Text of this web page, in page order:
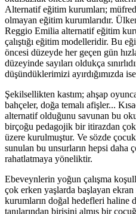
Alternatif eğitim kurumları;
olmayan eğitim kurumlarıdır.
Reggio Emilia alternatif eğitim
çalıştığı eğitim modelleridir. Bu
öncesi düzeyde her geçen gün
düzeyinde sayıları oldukça
düşündüklerimizi ayırdığımızda
Şekilsellikten kastım; ahşap
bahçeler, doğa temalı afişler...
alternatif olduğunu savunan bu
birçoğu pedagojik bir itirazdan
üzere kurulmuştur. Ve sözde
sunulan bu unsurların hepsi daha
rahatlatmaya yöneliktir.
Ebeveynlerin yoğun çalışma
çok erken yaşlarda başlayan
kurumların doğal hedefleri haline
tanılarından birisini almış bir